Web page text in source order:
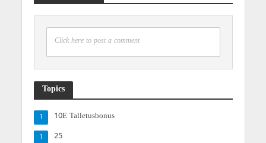
Click here to post a comment
Topics
10E Talletusbonus
1
25
1